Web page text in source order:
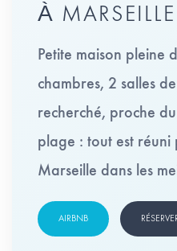
À
Petite maison pleine
chambres, 2 salles
recherché, proche
plage : tout est
Marseille dans les
AIRBNB